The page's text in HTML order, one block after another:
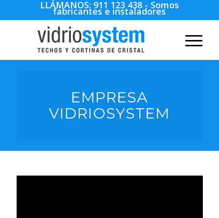
LLÁMANOS: 911 123 438 - Somos
fabricantes e instaladores
EMPRESA
VIDRIOSYSTEM